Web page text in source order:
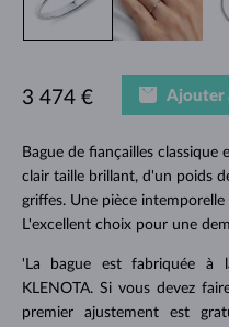
Bague de fiançailles
clair taille brillant, d'un poids
griffes. Une pièce
L'excellent choix pour une
'La bague est fabriquée à
KLENOTA. Si vous devez
premier ajustement est
3 474 € Ajouter